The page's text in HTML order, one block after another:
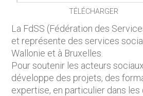
TÉLÉCHARGER
La FdSS (Fédération des
et représente des services
Wallonie et à Bruxelles.
Pour soutenir les acteurs
développe des projets, des
expertise, en particulier dans